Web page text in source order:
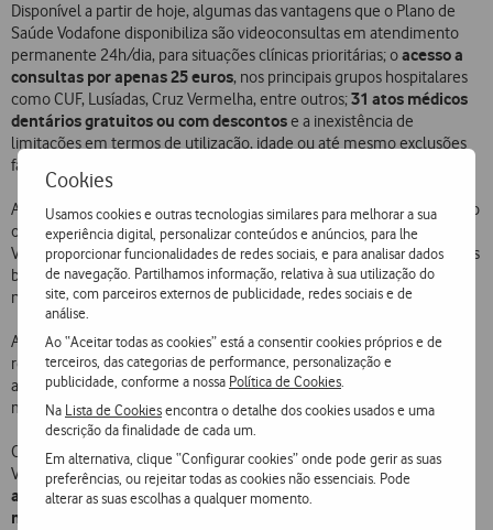
Cookies
Usamos cookies e outras tecnologias similares para melhorar a sua
experiência digital, personalizar conteúdos e anúncios, para lhe
proporcionar funcionalidades de redes sociais, e para analisar dados
de navegação. Partilhamos informação, relativa à sua utilização do
site, com parceiros externos de publicidade, redes sociais e de
análise.
Ao “Aceitar todas as cookies” está a consentir cookies próprios e de
terceiros, das categorias de performance, personalização e
publicidade, conforme a nossa Política de Cookies
Na Lista de Cookiesencontra o detalhe dos cookies usados e uma
descrição da finalidade de cada um.
Em alternativa, clique “Configurar cookies” onde pode gerir as suas
preferências, ou rejeitar todas as cookies não essenciais. Pode
alterar as suas escolhas a qualquer momento.
Disponível a partir de hoje, algumas das vantagens que o Plano de
Saúde Vodafone disponibiliza são videoconsultas em atendimento
permanente 24h/dia, para situações clínicas prioritárias; oacesso a
consultas por apenas 25 euros, nos principais grupos hospitalares
como CUF, Lusíadas, Cruz Vermelha, entre outros;31 atos médicos
dentáriosgratuitosou com descontose a inexistência de
limitações em termos de utilização, idade ou até mesmo exclusões
face a doenças pré-existentes.
A subscrição deste plano está disponível para qualquer pessoa, tendo
o valor mensal de 5,90 euros para titulares do plano (Clientes
Vodafone, com idade igual ou superior a 18 anos) e 4,50 euros para os
beneficiários adicionais (até sete pessoas por plano, podendo ser ou
não Clientes Vodafone).
Assim que se registarem, os Clientes terão total acesso a uma vasta
rede de Hospitais Privados de referência, um conjunto de óticas e
ainda consultas de medicina alternativa (osteopatas, homeopatas e
medicina tradicional chinesa).
Outros benefícios disponíveis para os subscritores do Plano Saúde
Vodafone incluem ainda o acesso aconsultas ao domicílio por
apenas 15 euros/consulta, bem como serviço de
medicamentos disponível 24h/dia.